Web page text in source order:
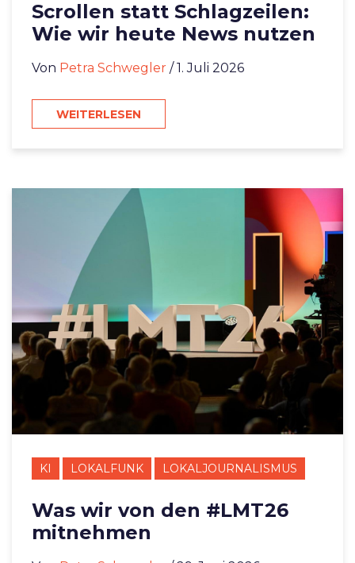
Scrollen statt Schlagzeilen:
Wie wir heute News nutzen
Von Petra Schwegler / 1. Juli 2026
WEITERLESEN
KI LOKALFUNK LOKALJOURNALISMUS
Was wir von den #LMT26
mitnehmen